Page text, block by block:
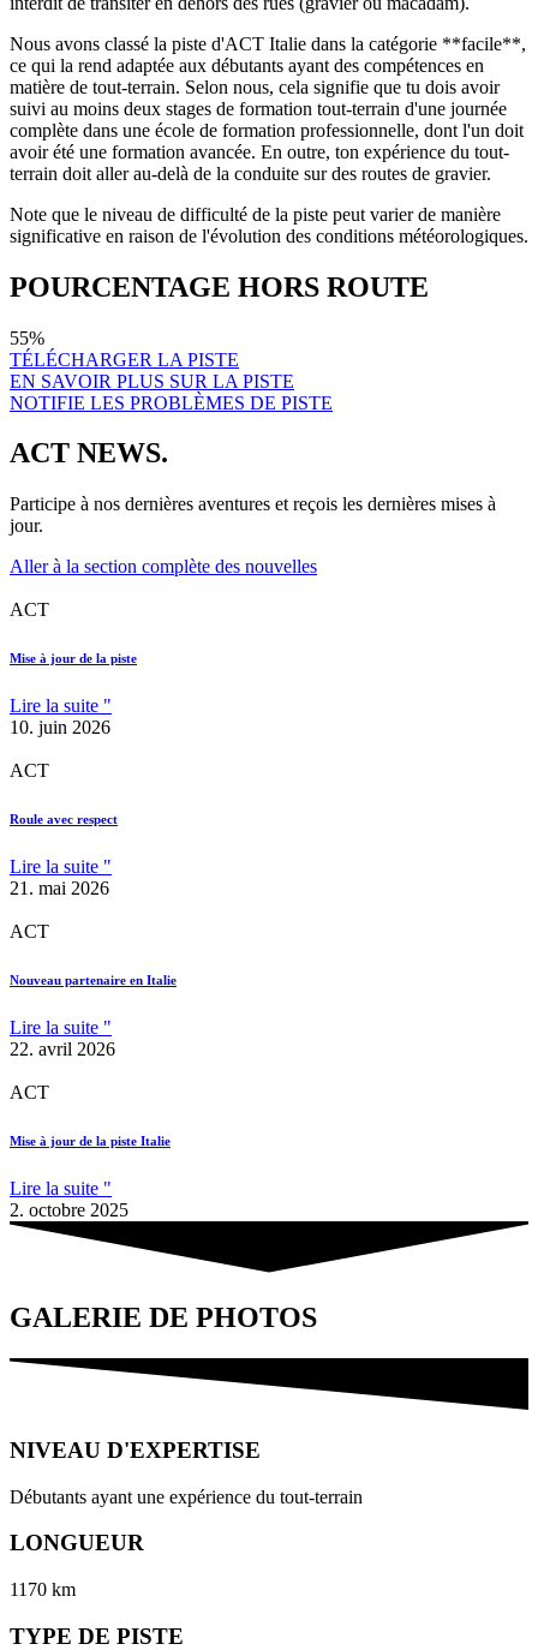
Nous avons classé la piste d'ACT Italie dans la catégorie **facile**,
ce qui la rend adaptée aux débutants ayant des compétences en
matière de tout-terrain. Selon nous, cela signifie que tu dois avoir
suivi au moins deux stages de formation tout-terrain d'une journée
complète dans une école de formation professionnelle, dont l'un doit
avoir été une formation avancée. En outre, ton expérience du tout-
terrain doit aller au-delà de la conduite sur des routes de gravier.
Note que le niveau de difficulté de la piste peut varier de manière
significative en raison de l'évolution des conditions météorologiques.
POURCENTAGE HORS ROUTE
55%
TÉLÉCHARGER LA PISTE
EN SAVOIR PLUS SUR LA PISTE
NOTIFIE LES PROBLÈMES DE PISTE
ACT NEWS.
Participe à nos dernières aventures et reçois les dernières mises à
jour.
Aller à la section complète des nouvelles
ACT
Mise à jour de la piste
Lire la suite "
10. juin 2026
ACT
Roule avec respect
Lire la suite "
21. mai 2026
ACT
Nouveau partenaire en Italie
Lire la suite "
22. avril 2026
ACT
Mise à jour de la piste Italie
Lire la suite "
2. octobre 2025
GALERIE DE PHOTOS
NIVEAU D'EXPERTISE
Débutants ayant une expérience du tout-terrain
LONGUEUR
1170 km
TYPE DE PISTE